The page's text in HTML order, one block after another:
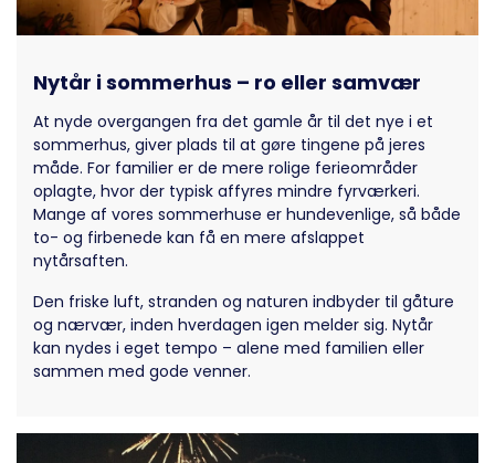
Nytår i sommerhus – ro eller samvær
At nyde overgangen fra det gamle år til det nye i et
sommerhus, giver plads til at gøre tingene på jeres
måde. For familier er de mere rolige ferieområder
oplagte, hvor der typisk affyres mindre fyrværkeri.
Mange af vores sommerhuse er hundevenlige, så både
to- og firbenede kan få en mere afslappet
nytårsaften.
Den friske luft, stranden og naturen indbyder til gåture
og nærvær, inden hverdagen igen melder sig. Nytår
kan nydes i eget tempo – alene med familien eller
sammen med gode venner.